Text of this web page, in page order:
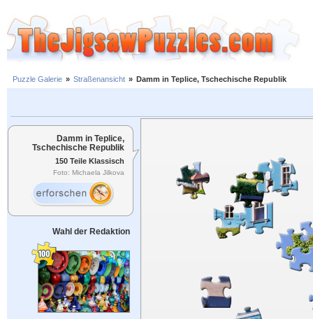
Puzzle Galerie » Straßenansicht » Damm in Teplice, Tschechische Republik
Damm in Teplice,
Tschechische Republik
150 Teile Klassisch
Foto: Michaela Jilkova
Wahl der Redaktion